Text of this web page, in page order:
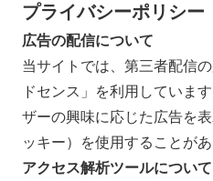
プライバシーポリシー
広告の配信について
当サイトでは、第三者配信
ドセンス」を利用していま
ザーの興味に応じた広告を
ッキー）を使用することがあ
アクセス解析ツールについて